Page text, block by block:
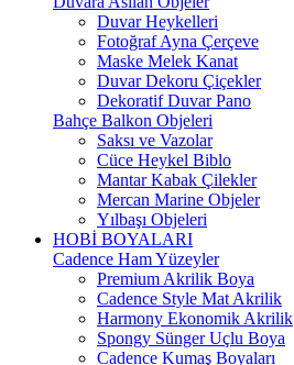
Duvar Heykelleri
Fotoğraf Ayna Çerçeve
Maske Melek Kanat
Duvar Dekoru Çiçekler
Dekoratif Duvar Pano
Bahçe Balkon Objeleri
Saksı ve Vazolar
Cüce Heykel Biblo
Mantar Kabak Çilekler
Mercan Marine Objeler
Yılbaşı Objeleri
HOBİ BOYALARI
Cadence Ham Yüzeyler
Premium Akrilik Boya
Cadence Style Mat Akrilik
Harmony Ekonomik Akrilik
Spongy Sünger Uçlu Boya
Cadence Kumaş Boyaları